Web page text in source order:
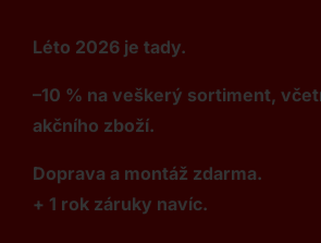
Léto 2026 je tady.
–10 % na veškerý sortiment,
akčního zboží.
Doprava a montáž zdarma.
+ 1 rok záruky navíc.